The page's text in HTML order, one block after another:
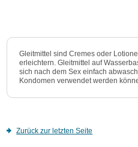
Gleitmittel sind Cremes oder
erleichtern. Gleitmittel auf
sich nach dem Sex einfach
Kondomen verwendet werden
Zurück zur letzten Seite